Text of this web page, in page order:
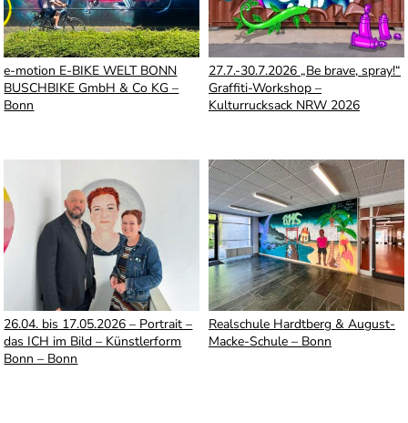
e-motion E-BIKE WELT BONN
BUSCHBIKE GmbH & Co KG –
Bonn
27.7.-30.7.2026 „Be brave, spray!“
Graffiti-Workshop –
Kulturrucksack NRW 2026
26.04. bis 17.05.2026 – Portrait –
das ICH im Bild – Künstlerform
Bonn – Bonn
Realschule Hardtberg & August-
Macke-Schule – Bonn